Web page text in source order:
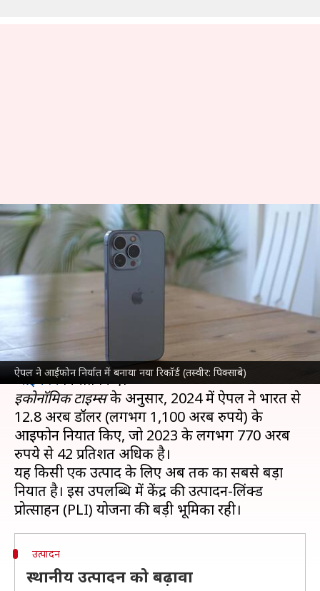
ऐपल ने आईफोन निर्यात में बनाया नया रिकॉर्ड (तस्वीर: पिक्साबे)
ऐपल ने पिछले साल भारत से निर्यात
किए रिकॉर्ड 1,100 अरब रुपये के
आईफोन
Jan 13, 2025 01:42 pm
क्या है खबर?
टेक दिग्गजऐपलने पिछले साल भारत से रिकॉर्ड स्तर पर
आईफोन
इकोनॉमिक टाइम्सके अनुसार, 2024 में ऐपल ने भारत से
12.8 अरब डॉलर (लगभग 1,100 अरब रुपये) के
आईफोन निर्यात किए, जो 2023 के लगभग 770 अरब
रुपये से 42 प्रतिशत अधिक है।
यह किसी एक उत्पाद के लिए अब तक का सबसे बड़ा
निर्यात है। इस उपलब्धि में केंद्र की उत्पादन-लिंक्ड
उत्पादन
स्थानीय उत्पादन को बढ़ावा